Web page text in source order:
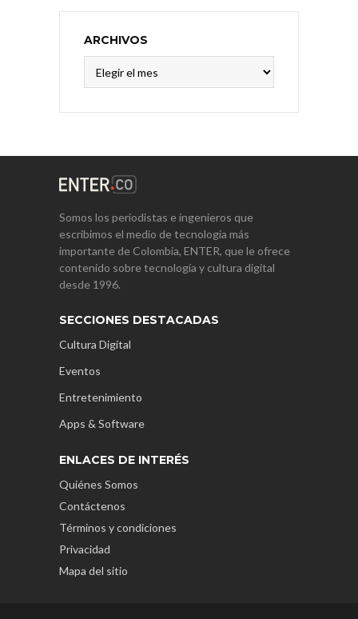
ARCHIVOS
Somos los periodistas e ingenieros que
escribimos el medio de tecnología más
importante de Colombia, ENTER, que le ofrece
contenido sobre tecnología y cultura digital
desde 1996.
SECCIONES DESTACADAS
Cultura Digital
Eventos
Entretenimiento
Apps & Software
ENLACES DE INTERÉS
Quiénes Somos
Contáctenos
Términos y condiciones
Privacidad
Mapa del sitio